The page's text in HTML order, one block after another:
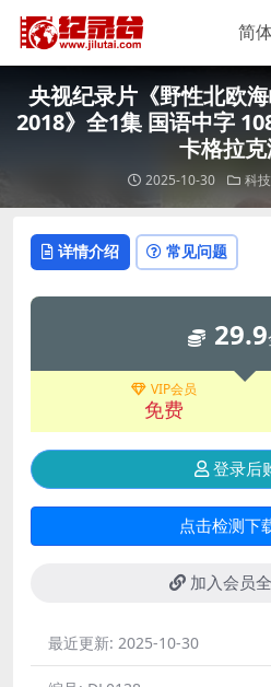
央视纪录片《野性北欧
2018》全1集 国语中字
卡格拉
2025-10-30 科
详情介绍 常见问题
29.9
VIP会员
免费
登录后
点击检测下
加入会员
最近更新: 2025-10-30